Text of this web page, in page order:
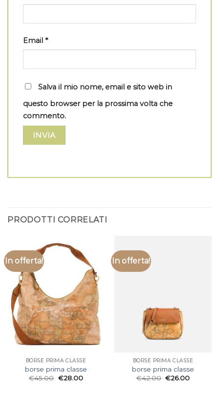
Email *
Salva il mio nome, email e sito web in
questo browser per la prossima volta che
commento.
PRODOTTI CORRELATI
In offerta!
BORSE PRIMA CLASSE
borse prima classe
€45.00 €28.00
In offerta!
BORSE PRIMA CLASSE
borse prima classe
€42.00 €26.00